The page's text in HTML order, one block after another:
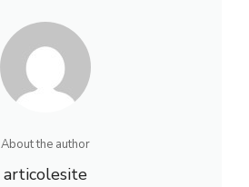
About the author
articolesite